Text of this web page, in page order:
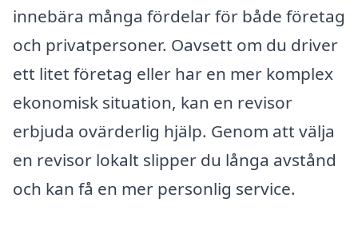
innebära många fördelar för både företag
och privatpersoner. Oavsett om du driver
ett litet företag eller har en mer komplex
ekonomisk situation, kan en revisor
erbjuda ovärderlig hjälp. Genom att välja
en revisor lokalt slipper du långa avstånd
och kan få en mer personlig service.